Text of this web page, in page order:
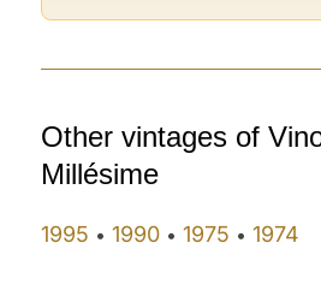
°
°
°
Other vintages of
Millésime
1995 •1990 •1975 •1974